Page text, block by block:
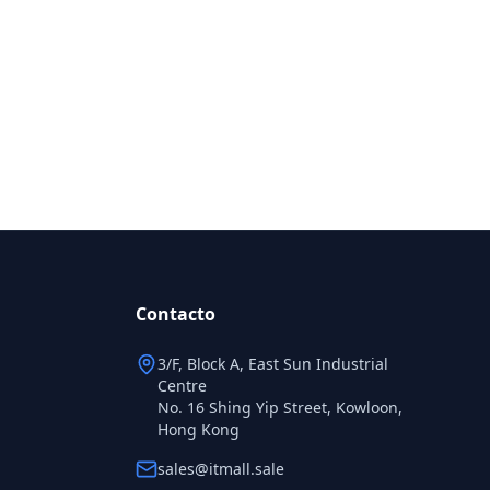
Contacto
3/F, Block A, East Sun Industrial
Centre
No. 16 Shing Yip Street, Kowloon,
Hong Kong
sales@itmall.sale